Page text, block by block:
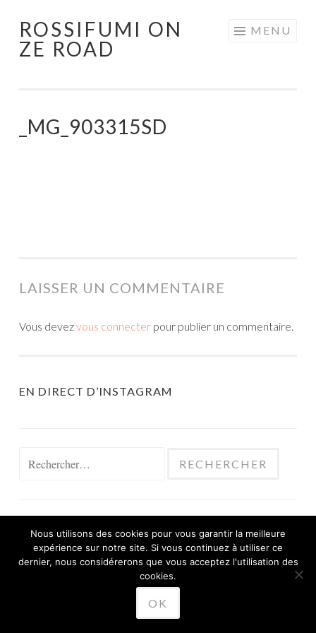
Aller
au
ROSSIFUMI ON
ZE ROAD
MENU
_MG_903315SD
LAISSER UN COMMENTAIRE
Vous devezvous connecter pour publier un commentaire.
EN DIRECT D’INSTAGRAM
FIÈREMENT PROPULSÉ PAR WORDPRESS
THÈME SKETCH PARWORDPRESS.COM
Nous utilisons des cookies pour vous garantir la meilleure
expérience sur notre site. Si vous continuez à utiliser ce
dernier, nous considérerons que vous acceptez l'utilisation des
cookies.
OK